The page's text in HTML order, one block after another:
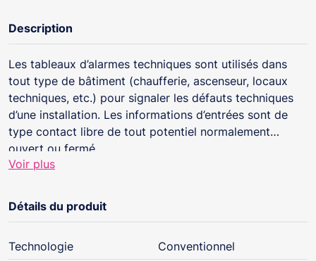
Description
Les tableaux d’alarmes techniques sont utilisés dans
tout type de bâtiment (chaufferie, ascenseur, locaux
techniques, etc.) pour signaler les défauts techniques
d’une installation. Les informations d’entrées sont de
type contact libre de tout potentiel normalement
ouvert ou fermé.
Voir plus
Détails du produit
Technologie
Conventionnel